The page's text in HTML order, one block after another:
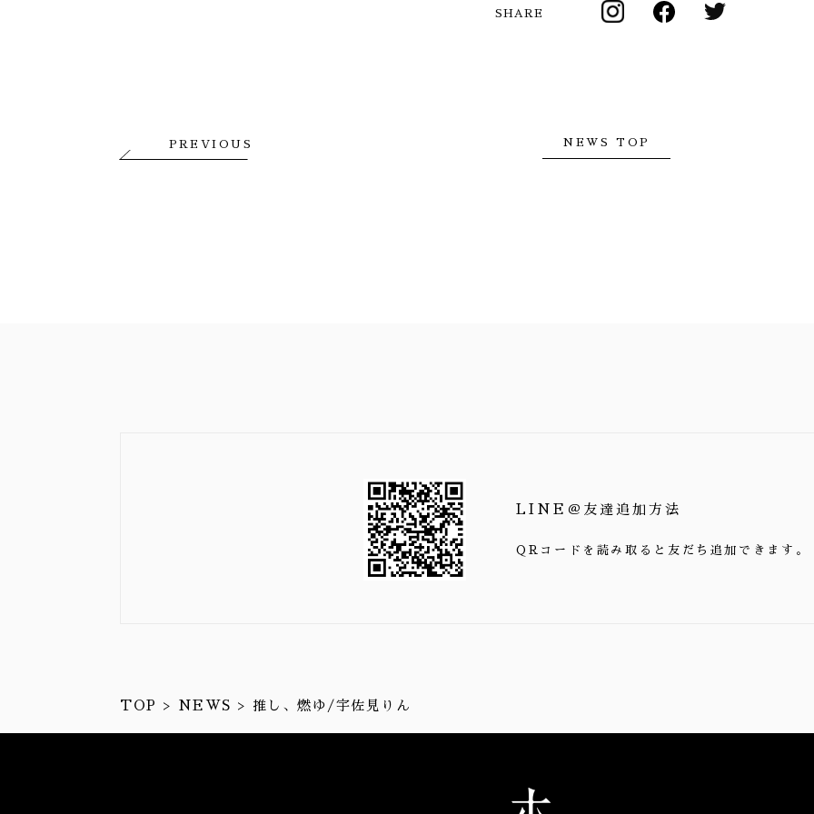
SHARE
PREVIOUS NEWS TOP
LINE＠友達追加方法
QRコードを読み取ると友だち追加できます。
TOP NEWS 推し、燃ゆ/宇佐見りん